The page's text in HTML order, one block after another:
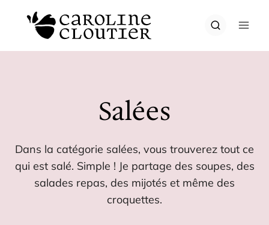
Salées
Dans la catégorie salées, vous trouverez tout ce
qui est salé. Simple ! Je partage des soupes, des
salades repas, des mijotés et même des
croquettes.